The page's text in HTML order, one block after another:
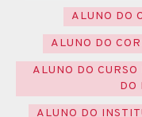
ALUNO DO
ALUNO DO
ALUNO DO
DO
ALUNO DO